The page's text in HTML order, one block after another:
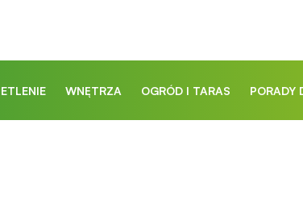
WNĘTRZA OGRÓD I TARAS PORADY